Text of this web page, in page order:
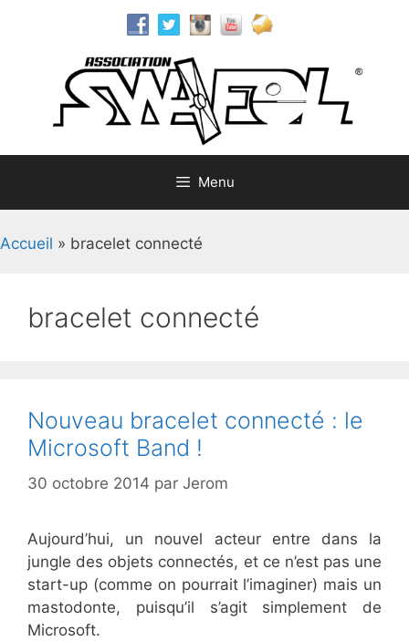
Menu
Accueil » bracelet connecté
bracelet connecté
Nouveau bracelet connecté : le
Microsoft Band !
30 octobre 2014 par Jerom
Aujourd’hui, un nouvel acteur entre dans la
jungle des objets connectés, et ce n’est pas une
start-up (comme on pourrait l’imaginer) mais un
mastodonte, puisqu’il s’agit simplement de
Microsoft.